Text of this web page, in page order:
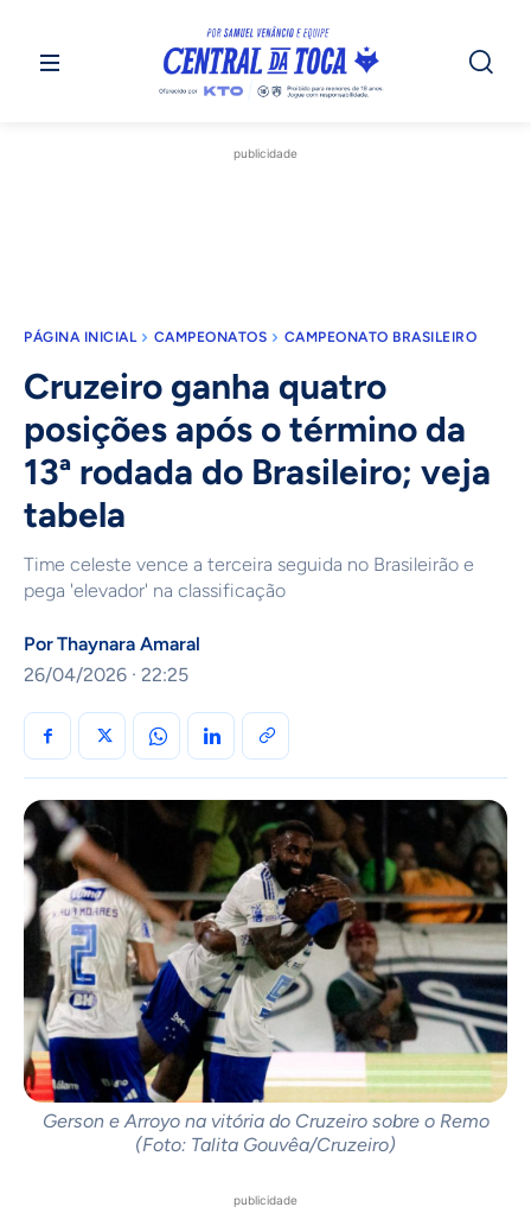
publicidade
PÁGINA INICIAL CAMPEONATOS CAMPEONATO BRASILEIRO
Cruzeiro ganha quatro
posições após o término da
13ª rodada do Brasileiro; veja
tabela
Time celeste vence a terceira seguida no Brasileirão e
pega 'elevador' na classificação
PorThaynara Amaral
26/04/2026 · 22:25
Gerson e Arroyo na vitória do Cruzeiro sobre o Remo
(Foto: Talita Gouvêa/Cruzeiro)
publicidade